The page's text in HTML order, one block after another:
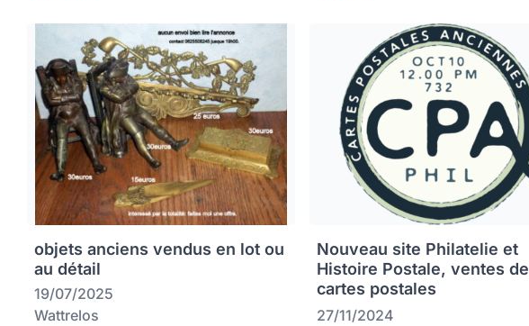
objets anciens vendus en lot ou
au détail
19/07/2025
Wattrelos
Nouveau site Philatelie et
Histoire Postale, ventes de
cartes postales
27/11/2024